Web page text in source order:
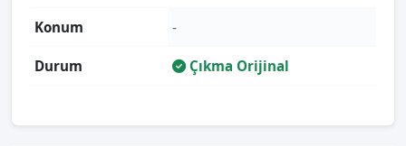
Konum -
Durum Çıkma Orijinal